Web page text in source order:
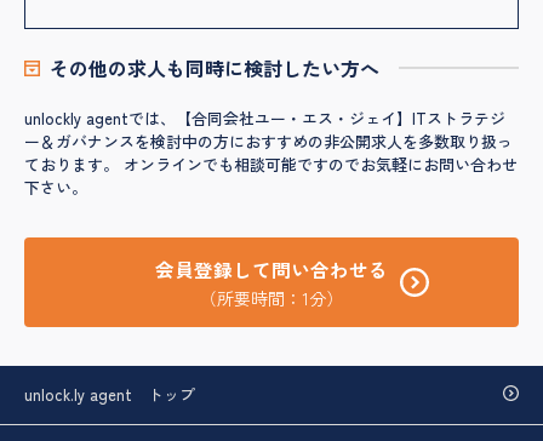
その他の求人も同時に検討したい方へ
unlockly agentでは、【合同会社ユー・エス・ジェイ】ITストラテジ
ー＆ガバナンスを検討中の方におすすめの非公開求人を多数取り扱っ
ております。 オンラインでも相談可能ですのでお気軽にお問い合わせ
下さい。
会員登録して問い合わせる
（所要時間：1分）
unlock.ly agent トップ